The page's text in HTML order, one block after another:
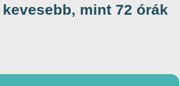
mint 72 órák